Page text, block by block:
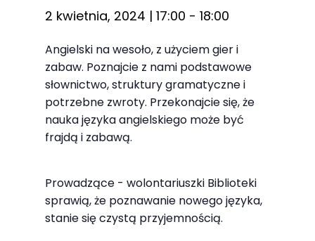
2 kwietnia, 2024 | 17:00 - 18:00
Angielski na wesoło, z użyciem gier i
zabaw. Poznajcie z nami podstawowe
słownictwo, struktury gramatyczne i
potrzebne zwroty. Przekonajcie się, że
nauka języka angielskiego może być
frajdą i zabawą.
Prowadzące - wolontariuszki Biblioteki
sprawią, że poznawanie nowego języka,
stanie się czystą przyjemnością.
funkcjonowania
strony
internetowej.
Statystyka
Abyśmy mogli
funkcjonalność
strony